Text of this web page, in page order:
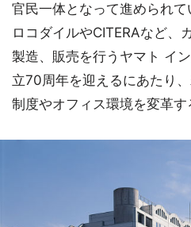
官民一体となって進められて
ロコダイルやCITERAなど、
製造、販売を行うヤマト イ
立70周年を迎えるにあたり
制度やオフィス環境を変革す